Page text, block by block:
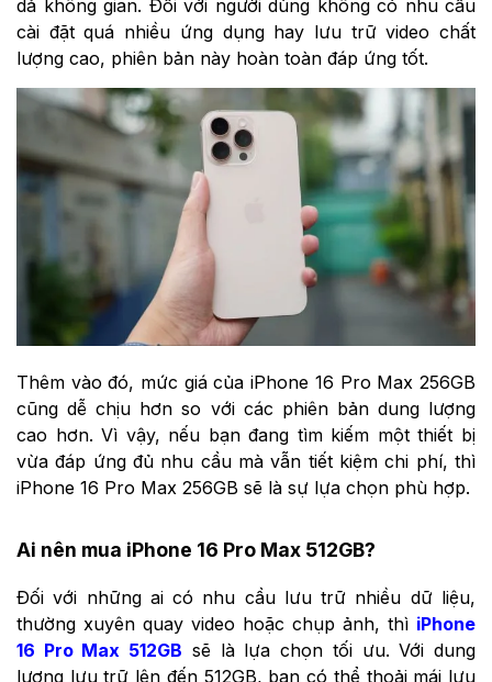
dả không gian. Đối với người dùng không có nhu cầu
cài đặt quá nhiều ứng dụng hay lưu trữ video chất
lượng cao, phiên bản này hoàn toàn đáp ứng tốt.
Thêm vào đó, mức giá của iPhone 16 Pro Max 256GB
cũng dễ chịu hơn so với các phiên bản dung lượng
cao hơn. Vì vậy, nếu bạn đang tìm kiếm một thiết bị
vừa đáp ứng đủ nhu cầu mà vẫn tiết kiệm chi phí, thì
iPhone 16 Pro Max 256GB sẽ là sự lựa chọn phù hợp.
Ai nên mua iPhone 16 Pro Max 512GB?
Đối với những ai có nhu cầu lưu trữ nhiều dữ liệu,
thường xuyên quay video hoặc chụp ảnh, thì iPhone
16 Pro Max 512GB sẽ là lựa chọn tối ưu. Với dung
lượng lưu trữ lên đến 512GB, bạn có thể thoải mái lưu